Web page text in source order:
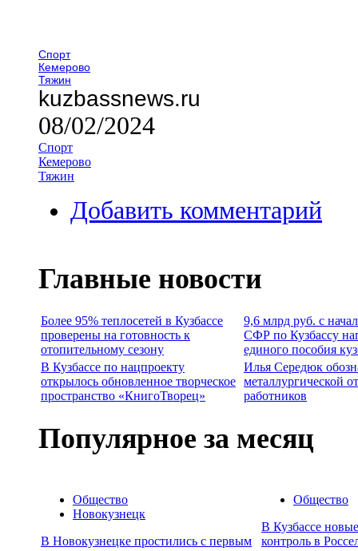
Спорт
Кемерово
Тяжин
kuzbassnews.ru
08/02/2024
Спорт
Кемерово
Тяжин
Добавить комментарий
Главные новости
Более 95% теплосетей в Кузбассе
проверены на готовность к
отопительному сезону
9,6 млрд руб. с
СФР по Кузбассу
единого пособия
В Кузбассе по нацпроекту
открылось обновленное творческое
пространство «КнигоТворец»
Илья Середюк
металлургической
работников
Популярное за месяц
Общество
Новокузнецк
В Новокузнецке простились с первым
Общество
В Кузбассе
контроль в